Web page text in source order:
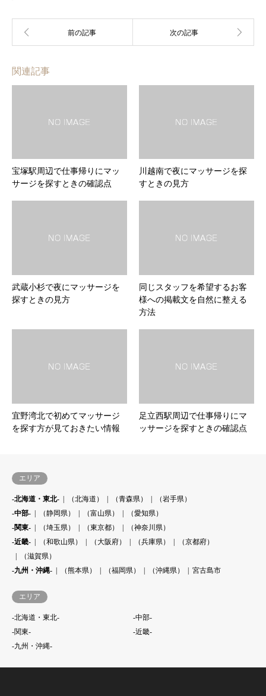
関連記事
宝塚駅周辺で仕事帰りにマッ
サージを探すときの確認点
川越南で夜にマッサージを探
すときの見方
武蔵小杉で夜にマッサージを
探すときの見方
同じスタッフを希望するお客
様への掲載文を自然に整える
方法
宜野湾北で初めてマッサージ
を探す方が見ておきたい情報
足立西駅周辺で仕事帰りにマ
ッサージを探すときの確認点
エリア
-北海道・東北- （北海道） （青森県）
（岩手県）
-中部-
（静岡県） （富山県）
（愛知県）
-関東-
（埼玉県） （東京都）
（神奈川県）
-近畿-
（和歌山県） （大阪府） （兵庫県）
（京都府）
（滋賀県）
-九州・沖縄-
（熊本県） （福岡県） （沖縄県） 宮古島市
エリア
-北海道・東北-
-中部-
-関東-
-近畿-
-九州・沖縄-